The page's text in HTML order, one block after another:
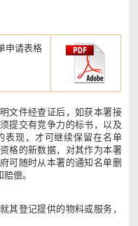
申请表格
文件经查证后，如获本署接
提交有竞争力的标书，以及
表现，才可继续保留在名单
格的新数据，对其作为本署
可随时从本署的通知名单删
偿。
其登记提供的物料或服务，